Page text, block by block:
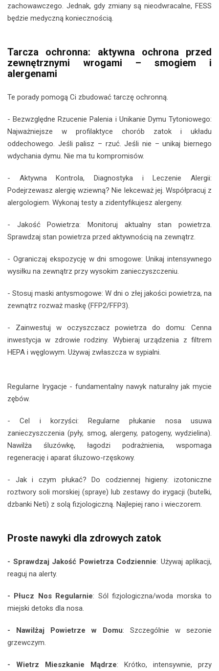
zachowawczego. Jednak, gdy zmiany są nieodwracalne, FESS
będzie medyczną koniecznością.
Tarcza ochronna: aktywna ochrona przed
zewnętrznymi wrogami – smogiem i
alergenami
Te porady pomogą Ci zbudować tarczę ochronną.
- Bezwzględne Rzucenie Palenia i Unikanie Dymu Tytoniowego:
Najważniejsze w profilaktyce chorób zatok i układu
oddechowego. Jeśli palisz – rzuć. Jeśli nie – unikaj biernego
wdychania dymu. Nie ma tu kompromisów.
- Aktywna Kontrola, Diagnostyka i Leczenie Alergii:
Podejrzewasz alergię wziewną? Nie lekceważ jej. Współpracuj z
alergologiem. Wykonaj testy a zidentyfikujesz alergeny.
- Jakość Powietrza: Monitoruj aktualny stan powietrza.
Sprawdzaj stan powietrza przed aktywnością na zewnątrz.
- Ograniczaj ekspozycję w dni smogowe: Unikaj intensywnego
wysiłku na zewnątrz przy wysokim zanieczyszczeniu.
- Stosuj maski antysmogowe: W dni o złej jakości powietrza, na
zewnątrz rozważ maskę (FFP2/FFP3).
- Zainwestuj w oczyszczacz powietrza do domu: Cenna
inwestycja w zdrowie rodziny. Wybieraj urządzenia z filtrem
HEPA i węglowym. Używaj zwłaszcza w sypialni.
Regularne Irygacje - fundamentalny nawyk naturalny jak mycie
zębów.
- Cel i korzyści: Regularne płukanie nosa usuwa
zanieczyszczenia (pyły, smog, alergeny, patogeny, wydzielina).
Nawilża śluzówkę, łagodzi podrażnienia, wspomaga
regenerację i aparat śluzowo-rzęskowy.
- Jak i czym płukać? Do codziennej higieny: izotoniczne
roztwory soli morskiej (spraye) lub zestawy do irygacji (butelki,
dzbanki Neti) z solą fizjologiczną. Najlepiej rano i wieczorem.
Proste nawyki dla zdrowych zatok
- Sprawdzaj Jakość Powietrza Codziennie: Używaj aplikacji,
reaguj na alerty.
- Płucz Nos Regularnie: Sól fizjologiczna/woda morska to
miejski detoks dla nosa.
- Nawilżaj Powietrze w Domu: Szczególnie w sezonie
grzewczym.
- Wietrz Mieszkanie Mądrze: Krótko, intensywnie, przy